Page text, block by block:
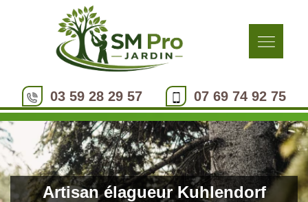
03 59 28 29 57 07 69 74 92 75
Artisan élagueur Kuhlendorf